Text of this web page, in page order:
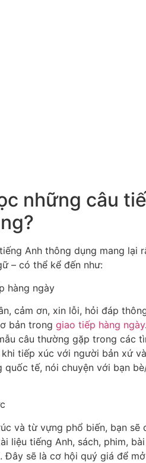
những câu
Anh thông dụng mang lại
– có thể kể đến như:
hàng ngày
cảm ơn, xin lỗi, hỏi đáp
bản trong giao tiếp hàng ngày
câu thường gặp trong các
tiếp xúc với người bản xứ
tế, nói chuyện với bạn
và từ vựng phổ biến, bạn sẽ
liệu tiếng Anh, sách, phim,
Đây sẽ là cơ hội quý giá để